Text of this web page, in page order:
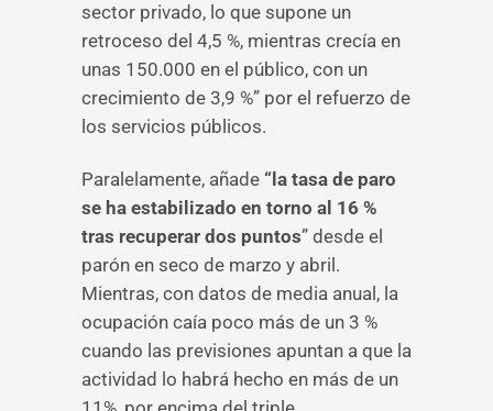
sector privado, lo que supone un
retroceso del 4,5 %, mientras crecía en
unas 150.000 en el público, con un
crecimiento de 3,9 %” por el refuerzo de
los servicios públicos.
Paralelamente, añade “la tasa de paro
se ha estabilizado en torno al 16 %
tras recuperar dos puntos” desde el
parón en seco de marzo y abril.
Mientras, con datos de media anual, la
ocupación caía poco más de un 3 %
cuando las previsiones apuntan a que la
actividad lo habrá hecho en más de un